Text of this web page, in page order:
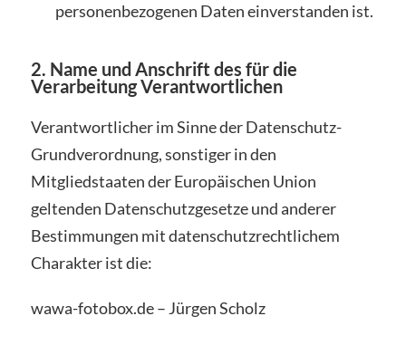
personenbezogenen Daten einverstanden ist.
2. Name und Anschrift des für die
Verarbeitung Verantwortlichen
Verantwortlicher im Sinne der Datenschutz-
Grundverordnung, sonstiger in den
Mitgliedstaaten der Europäischen Union
geltenden Datenschutzgesetze und anderer
Bestimmungen mit datenschutzrechtlichem
Charakter ist die:
wawa-fotobox.de – Jürgen Scholz